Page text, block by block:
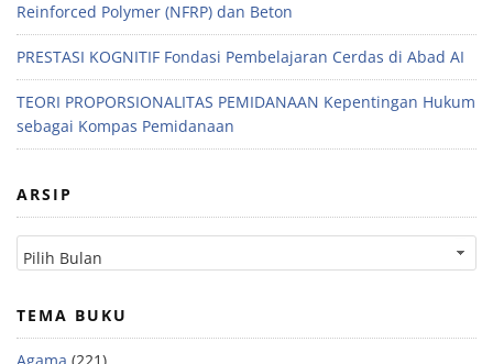
Reinforced Polymer (NFRP) dan Beton
PRESTASI KOGNITIF Fondasi Pembelajaran Cerdas di Abad AI
TEORI PROPORSIONALITAS PEMIDANAAN Kepentingan Hukum
sebagai Kompas Pemidanaan
ARSIP
TEMA BUKU